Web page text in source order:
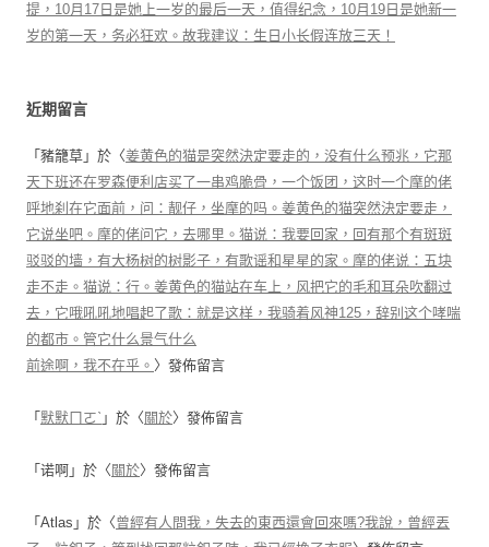
提，10月17日是她上一岁的最后一天，值得纪念，10月19日是她新一
岁的第一天，务必狂欢。故我建议：生日小长假连放三天！
近期留言
「 豬籠草 」於〈姜黄色的猫是突然決定要走的，没有什么预兆，它那
天下班还在罗森便利店买了一串鸡脆骨，一个饭团，这时一个摩的佬
呼地刹在它面前，问：靓仔，坐摩的吗。姜黄色的猫突然決定要走，
它说坐吧。摩的佬问它，去哪里。猫说：我要回家，回有那个有斑斑
驳驳的墙，有大杨树的树影子，有歌谣和星星的家。摩的佬说：五块
走不走。猫说：行。姜黄色的猫站在车上，风把它的毛和耳朵吹翻过
去，它哦吼吼地唱起了歌：就是这样，我骑着风神125，辞别这个哮喘
的都市。管它什么景气什么
前途啊，我不在乎。 〉發佈留言
「 默默ㄇㄛˋ 」於〈 關於〉發佈留言
「 诺啊 」於〈 關於〉發佈留言
「 Atlas 」於〈曾經有人問我，失去的東西還會回來嗎?我說，曾經丟